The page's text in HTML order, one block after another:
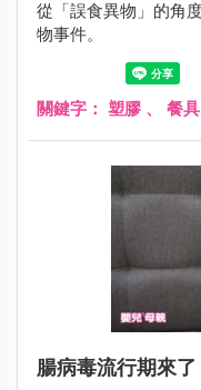
從「誤食異物」的角
物事件。
關鍵字： 塑膠 、 餐具
腸病毒流行期來